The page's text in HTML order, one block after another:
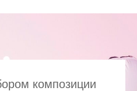
композиции